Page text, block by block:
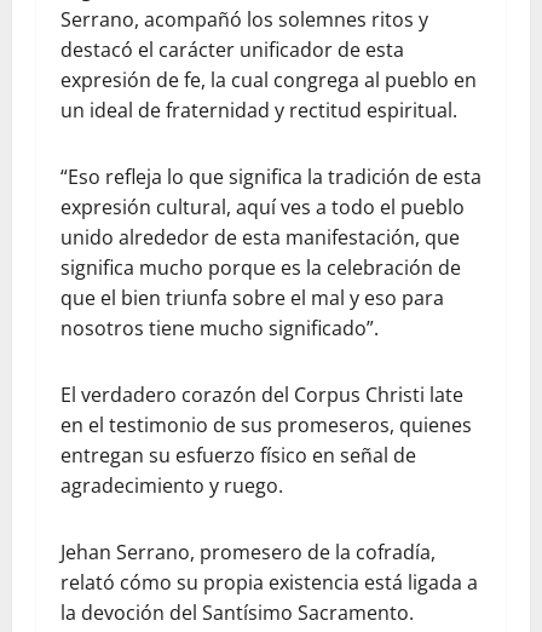
Serrano, acompañó los solemnes ritos y
destacó el carácter unificador de esta
expresión de fe, la cual congrega al pueblo en
un ideal de fraternidad y rectitud espiritual.
“Eso refleja lo que significa la tradición de esta
expresión cultural, aquí ves a todo el pueblo
unido alrededor de esta manifestación, que
significa mucho porque es la celebración de
que el bien triunfa sobre el mal y eso para
nosotros tiene mucho significado”.
El verdadero corazón del Corpus Christi late
en el testimonio de sus promeseros, quienes
entregan su esfuerzo físico en señal de
agradecimiento y ruego.
Jehan Serrano, promesero de la cofradía,
relató cómo su propia existencia está ligada a
la devoción del Santísimo Sacramento.